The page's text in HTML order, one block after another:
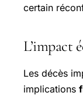
certain
L’impact
Les décès
implications